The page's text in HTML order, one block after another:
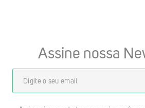
Assine nossa